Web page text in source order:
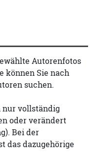
Autorenfotos
können Sie nach
suchen.
nur vollständig
oder verändert
Bei der
das dazugehörige